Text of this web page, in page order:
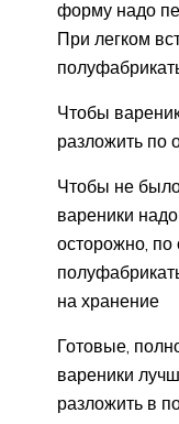
форму надо
При легком
Чтобы
разложить по
Чтобы не
вареники
осторожно,
на хранение
Готовые,
вареники
разложить в